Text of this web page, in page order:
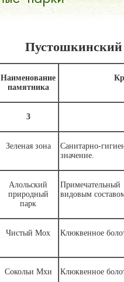
Пустошкинский
Наименование
памятника
3
Зеленая зона
Санитарно-
значение.
Алольский
природный
парк
видовым
Чистый Мох Клюквенное
Сокольи Мхи Клюквенное